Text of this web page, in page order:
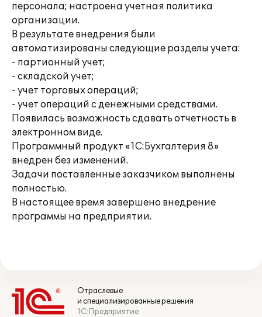
персонала; настроена учетная политика
организации.
В результате внедрения были
автоматизированы следующие разделы учета:
- партионный учет;
- складской учет;
- учет торговых операций;
- учет операций с денежными средствами.
Появилась возможность сдавать отчетность в
электронном виде.
Программный продукт «1С:Бухгалтерия 8»
внедрен без изменений.
Задачи поставленные заказчиком выполнены
полностью.
В настоящее время завершено внедрение
программы на предприятии.
Отраслевые
и специализированные решения
1С:Предприятие